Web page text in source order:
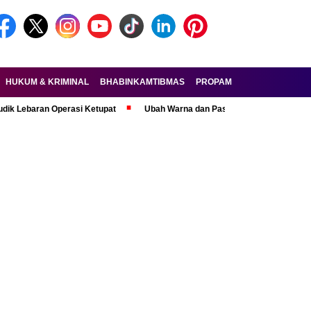
HUKUM & KRIMINAL BHABINKAMTIBMAS PROPAM
Operasi Ketupat Ubah Warna dan Pasang Pelat Palsu, Pelaku